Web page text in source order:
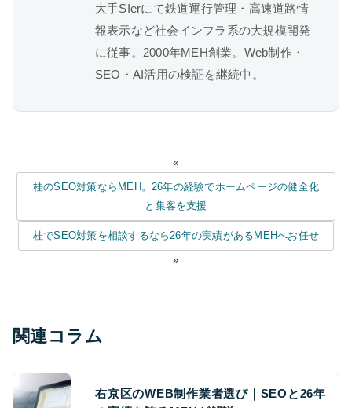
大手SIerにて鉄道運行管理・高速道路情
報表示など社会インフラ系の大規模開発
に従事。2000年MEH創業。Web制作・
SEO・AI活用の検証を継続中。
«
桂のSEO対策ならMEH。26年の経験でホームページの健全化
と集客を支援
桂でSEO対策を相談するなら26年の実績があるMEHへお任せ
»
関連コラム
右京区のWEB制作業者選び｜SEOと26年